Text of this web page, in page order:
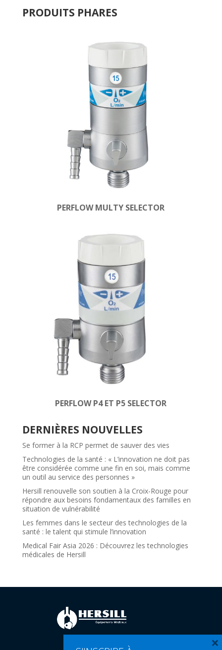
PRODUITS PHARES
PERFLOW MULTY SELECTOR
PERFLOW P4 ET P5 SELECTOR
DERNIÈRES NOUVELLES
Se former à la RCP permet de sauver des vies
Technologies de la santé : « L’innovation ne doit pas
être considérée comme une fin en soi, mais comme
un outil au service des personnes »
Hersill renouvelle son soutien à la Croix-Rouge pour
répondre aux besoins fondamentaux des familles en
situation de vulnérabilité
Les femmes dans le secteur des technologies de la
santé : le talent qui stimule l’innovation
Medical Fair Asia 2026 : Découvrez les technologies
médicales de Hersill
×